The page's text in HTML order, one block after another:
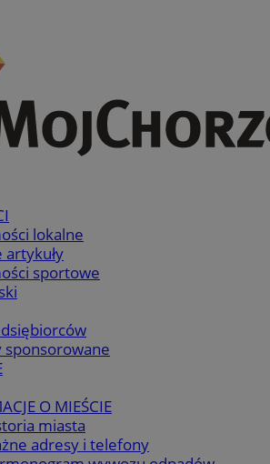
lokalne
artykuły
sportowe
sponsorowane
O MIEŚCIE
miasta
adresy i telefony